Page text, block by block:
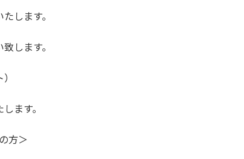
します。
します。
ます。
方＞